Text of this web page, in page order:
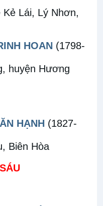
Lái, Lý Nhơn,
HOAN (1798-
huyện Hương
HẠNH (1827-
Biên Hòa